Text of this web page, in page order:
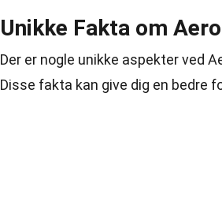
Unikke Fakta om
Der er nogle unikke aspekter ved
Disse fakta kan give dig en bedre